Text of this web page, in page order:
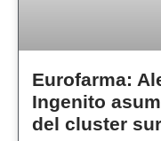
Eurofarma:
Ingenito
del cluster sur